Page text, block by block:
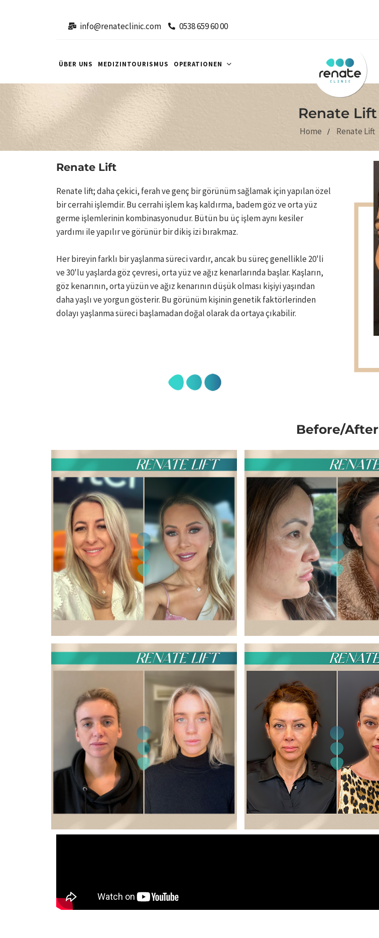
info@renateclinic.com 0538 659 60 00
ÜBER UNS MEDIZINTOURISMUS OPERATIONEN
Renate Lift
Home Renate Lift
Renate Lift
Renate lift; daha çekici, ferah ve genç bir görünüm sağlamak için yapılan özel
bir cerrahi işlemdir. Bu cerrahi işlem kaş kaldırma, badem göz ve orta yüz
germe işlemlerinin kombinasyonudur. Bütün bu üç işlem aynı kesiler
yardımı ile yapılır ve görünür bir dikiş izi bırakmaz.
Her bireyin farklı bir yaşlanma süreci vardır, ancak bu süreç genellikle 20'li
ve 30'lu yaşlarda göz çevresi, orta yüz ve ağız kenarlarında başlar. Kaşların,
göz kenarının, orta yüzün ve ağız kenarının düşük olması kişiyi yaşından
daha yaşlı ve yorgun gösterir. Bu görünüm kişinin genetik faktörlerinden
dolayı yaşlanma süreci başlamadan doğal olarak da ortaya çıkabilir.
Before/After